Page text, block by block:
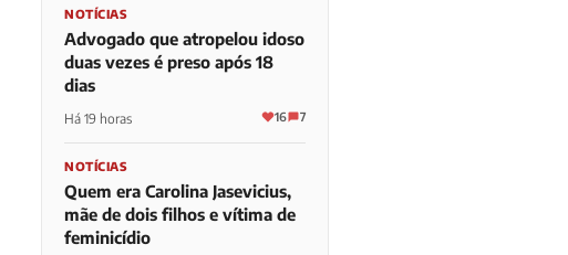
NOTÍCIAS
Advogado que atropelou idoso
duas vezes é preso após 18
dias
Há 19 horas 16 7
NOTÍCIAS
Quem era Carolina Jasevicius,
mãe de dois filhos e vítima de
feminicídio